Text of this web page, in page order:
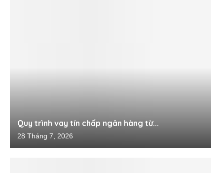
Quy trình vay tín chấp ngân hàng từ...
28 Tháng 7, 2026